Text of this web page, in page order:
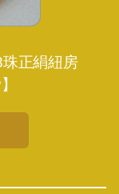
正絹紐房